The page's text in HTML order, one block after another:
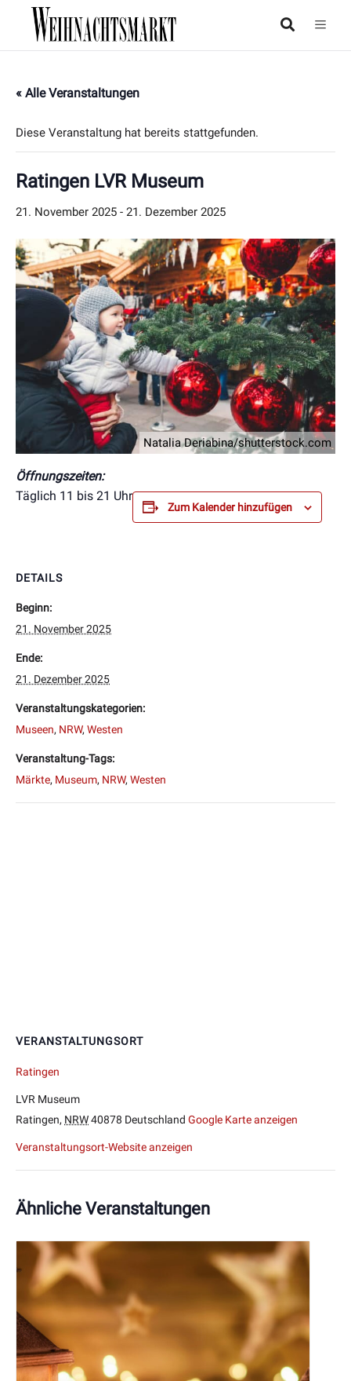
« Alle Veranstaltungen
Diese Veranstaltung hat bereits stattgefunden.
Ratingen LVR Museum
21. November 2025 - 21. Dezember 2025
Natalia Deriabina/shutterstock.com
Öffnungszeiten:
Täglich 11 bis 21 Uhr
Zum Kalender hinzufügen
DETAILS
Beginn:
21. November 2025
Ende:
21. Dezember 2025
Veranstaltungskategorien:
Museen, NRW, Westen
Veranstaltung-Tags:
Märkte, Museum, NRW, Westen
VERANSTALTUNGSORT
Ratingen
LVR Museum
Ratingen, NRW40878 Deutschland Google Karte anzeigen
Veranstaltungsort-Website anzeigen
Ähnliche Veranstaltungen